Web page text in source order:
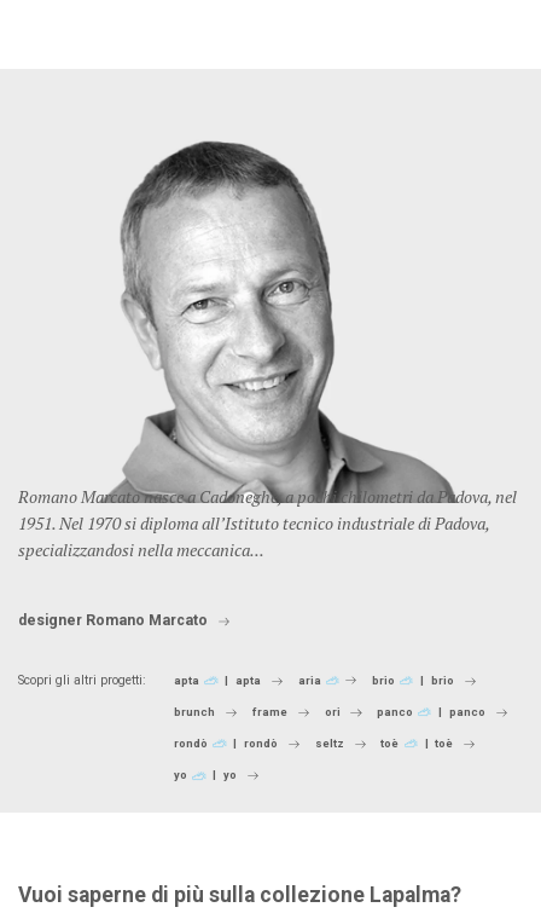
Romano Marcato nasce a Cadoneghe, a pochi chilometri da Padova, nel
1951. Nel 1970 si diploma all’Istituto tecnico industriale di Padova,
specializzandosi nella meccanica...
designer Romano Marcato
Scopri gli altri progetti: apta
apta aria brio
brio
brunch frame ori panco
panco
rondò
rondò seltz toè
toè
yo
yo
Vuoi saperne di più sulla collezione Lapalma?